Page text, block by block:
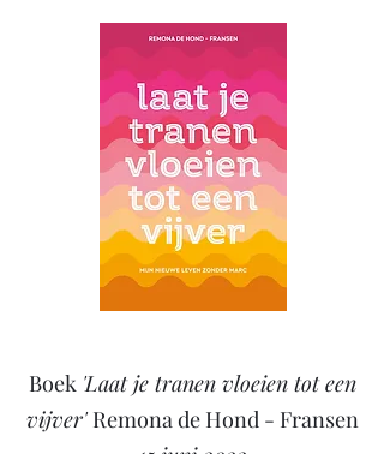
Boek 'Laat je tranen vloeien tot een
vijver'Remona de Hond - Fransen